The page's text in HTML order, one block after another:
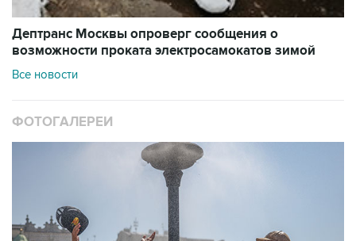
Дептранс Москвы опроверг сообщения о
возможности проката электросамокатов зимой
Все новости
ФОТОГАЛЕРЕИ